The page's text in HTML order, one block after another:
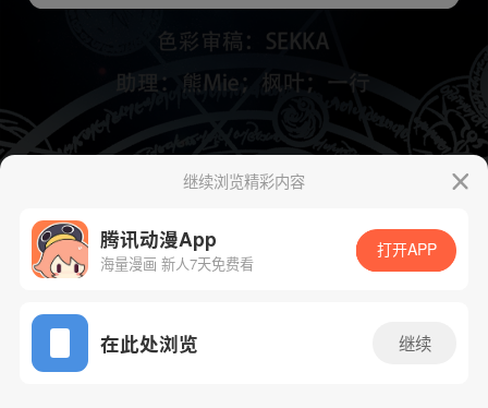
App免费看
下一话 腾漫App免费看
继续浏览精彩内容
腾讯动漫App
海量漫画 新人7天免费看
打开APP
在此处浏览 继续